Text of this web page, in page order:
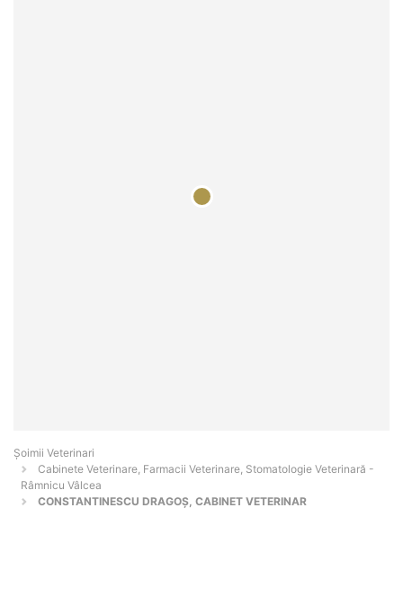
Șoimii Veterinari
Cabinete Veterinare, Farmacii Veterinare, Stomatologie Veterinară -
Râmnicu Vâlcea
CONSTANTINESCU DRAGOŞ, CABINET VETERINAR